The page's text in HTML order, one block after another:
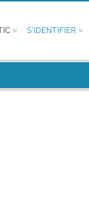
S'IDENTIFIER